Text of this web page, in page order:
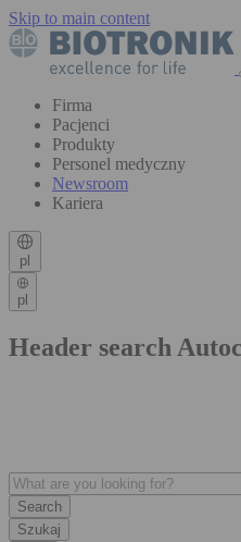
Skip to main content
Firma
Pacjenci
Produkty
Personel medyczny
Newsroom
Kariera
pl
pl
Header search
Szukaj